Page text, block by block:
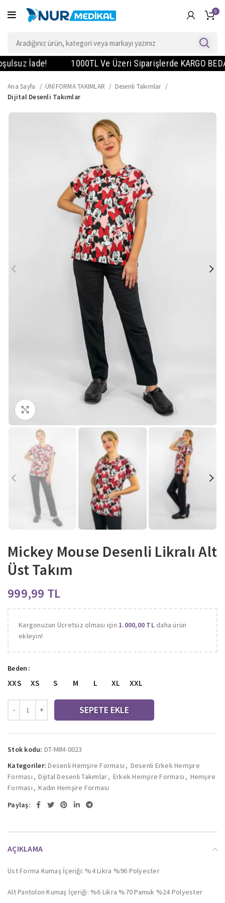
0
İade! 1000TL Ve Üzeri Siparişlerde KARGO
Ana Sayfa ÜNİFORMA TAKIMLAR
Desenli Takımlar
Dijital Desenli Takımlar
Mickey Mouse Desenli Likralı Alt
Üst Takım
TL
Kargonuzun Ücretsiz olması için 1.000,00 TLdaha ürün
ekleyin!
Beden
XXS XS S M L XL XXL
SEPETE EKLE
Stok kodu: DT-MIM-0023
Kategoriler: Desenli Hemşire Forması , Desenli Erkek Hemşire
Forması , Dijital Desenli Takımlar, Erkek Hemşire Forması , Hemşire
Forması , Kadın Hemşire Forması
Paylaş:
AÇIKLAMA
Üst Forma Kumaş İçeriği: %4 Likra %96 Polyester
Alt Pantolon Kumaş İçeriği: %6 Likra %70 Pamuk %24 Polyester